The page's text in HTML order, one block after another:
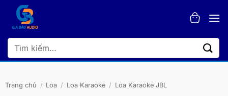
dung
Tìm
kiếm:
Trang chủ / Loa / Loa Karaoke / Loa Karaoke JBL